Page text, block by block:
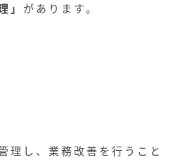
」 があります。
理し、業務改善を行うこと